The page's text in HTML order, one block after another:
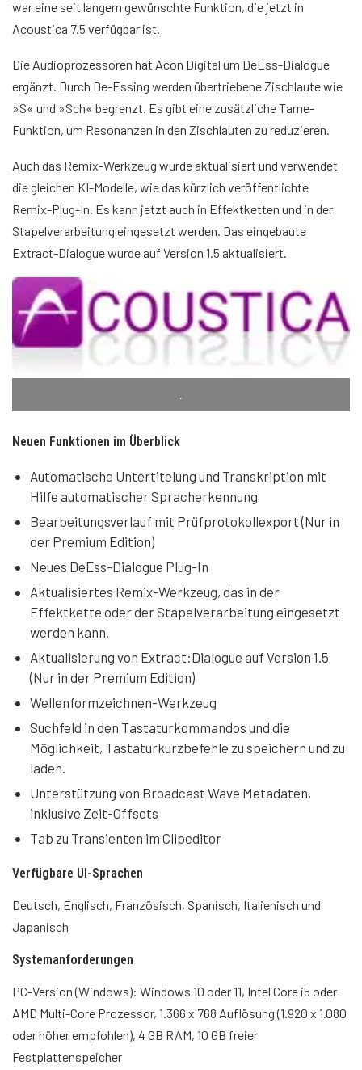
war eine seit langem gewünschte Funktion, die jetzt in
Acoustica 7.5 verfügbar ist.
Die Audioprozessoren hat Acon Digital um DeEss-Dialogue
ergänzt. Durch De-Essing werden übertriebene Zischlaute wie
»S« und »Sch« begrenzt. Es gibt eine zusätzliche Tame-
Funktion, um Resonanzen in den Zischlauten zu reduzieren.
Auch das Remix-Werkzeug wurde aktualisiert und verwendet
die gleichen KI-Modelle, wie das kürzlich veröffentlichte
Remix-Plug-In. Es kann jetzt auch in Effektketten und in der
Stapelverarbeitung eingesetzt werden. Das eingebaute
Extract-Dialogue wurde auf Version 1.5 aktualisiert.
.
Neuen Funktionen im Überblick
Automatische Untertitelung und Transkription mit
Hilfe automatischer Spracherkennung
Bearbeitungsverlauf mit Prüfprotokollexport (Nur in
der Premium Edition)
Neues DeEss-Dialogue Plug-In
Aktualisiertes Remix-Werkzeug, das in der
Effektkette oder der Stapelverarbeitung eingesetzt
werden kann.
Aktualisierung von Extract:Dialogue auf Version 1.5
(Nur in der Premium Edition)
Wellenformzeichnen-Werkzeug
Suchfeld in den Tastaturkommandos und die
Möglichkeit, Tastaturkurzbefehle zu speichern und zu
laden.
Unterstützung von Broadcast Wave Metadaten,
inklusive Zeit-Offsets
Tab zu Transienten im Clipeditor
Verfügbare UI-Sprachen
Deutsch, Englisch, Französisch, Spanisch, Italienisch und
Japanisch
Systemanforderungen
PC-Version (Windows): Windows 10 oder 11, Intel Core i5 oder
AMD Multi-Core Prozessor, 1.366 x 768 Auflösung (1.920 x 1.080
oder höher empfohlen), 4 GB RAM, 10 GB freier
Festplattenspeicher